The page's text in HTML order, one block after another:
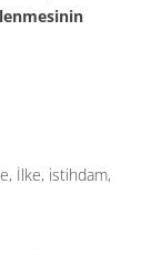
, İlke, istihdam,